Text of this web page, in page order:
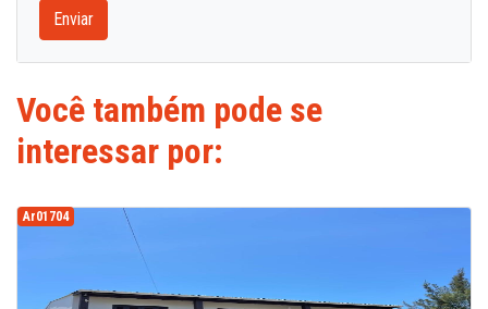
Enviar
Você também pode se
interessar por:
Ar01704